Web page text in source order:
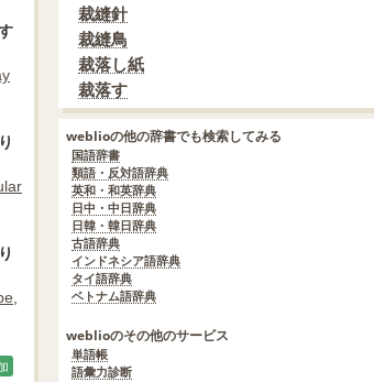
裁縫針
裁縫鳥
裁落し紙
裁落す
weblioの他の辞書でも検索してみる
国語辞書
類語・反対語辞典
英和・和英辞典
日中・中日辞典
日韓・韓日辞典
古語辞典
インドネシア語辞典
タイ語辞典
ベトナム語辞典
weblioのその他のサービス
単語帳
語彙力診断